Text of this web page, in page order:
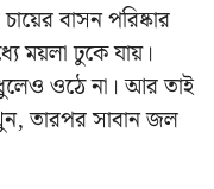
বাসন পরিষ্কার
ময়লা ঢুকে যায়।
ওঠে না। আর তাই
তারপর সাবান জল